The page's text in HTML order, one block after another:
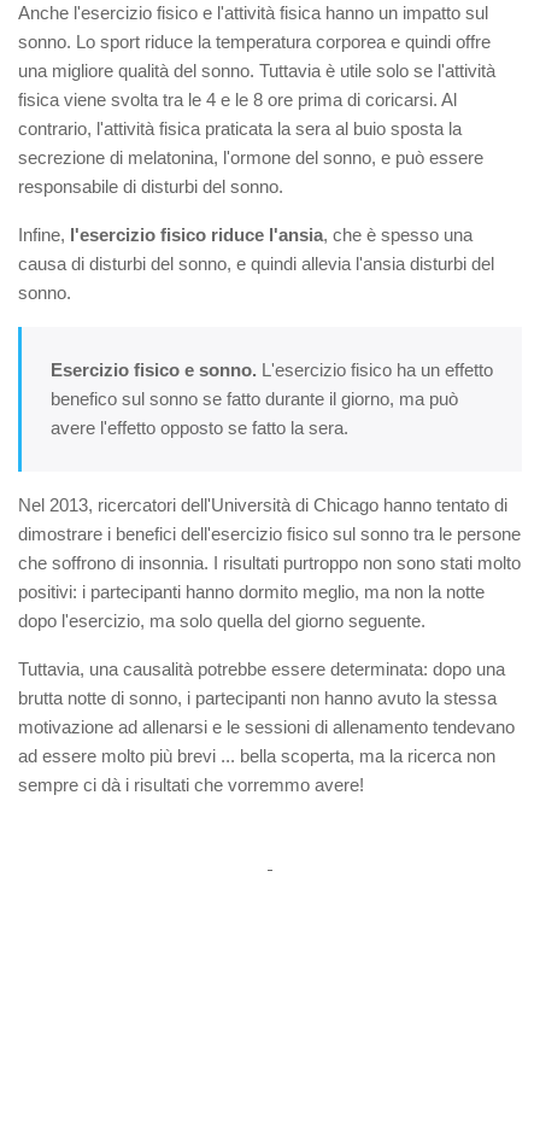
Anche l'esercizio fisico e l'attività fisica hanno un impatto sul
sonno. Lo sport riduce la temperatura corporea e quindi offre
una migliore qualità del sonno. Tuttavia è utile solo se l'attività
fisica viene svolta tra le 4 e le 8 ore prima di coricarsi. Al
contrario, l'attività fisica praticata la sera al buio sposta la
secrezione di melatonina, l'ormone del sonno, e può essere
responsabile di disturbi del sonno.
Infine, l'esercizio fisico riduce l'ansia, che è spesso una
causa di disturbi del sonno, e quindi allevia l'ansia disturbi del
sonno.
Esercizio fisico e sonno. L'esercizio fisico ha un effetto
benefico sul sonno se fatto durante il giorno, ma può
avere l'effetto opposto se fatto la sera.
Nel 2013, ricercatori dell'Università di Chicago hanno tentato di
dimostrare i benefici dell'esercizio fisico sul sonno tra le persone
che soffrono di insonnia. I risultati purtroppo non sono stati molto
positivi: i partecipanti hanno dormito meglio, ma non la notte
dopo l'esercizio, ma solo quella del giorno seguente.
Tuttavia, una causalità potrebbe essere determinata: dopo una
brutta notte di sonno, i partecipanti non hanno avuto la stessa
motivazione ad allenarsi e le sessioni di allenamento tendevano
ad essere molto più brevi ... bella scoperta, ma la ricerca non
sempre ci dà i risultati che vorremmo avere!